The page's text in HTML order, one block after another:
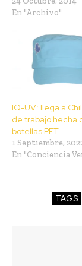
En "Archivo"
IQ-UV: llega a
de trabajo hecha
botellas PET
1 Septiembre,
En "Conciencia
TAGS